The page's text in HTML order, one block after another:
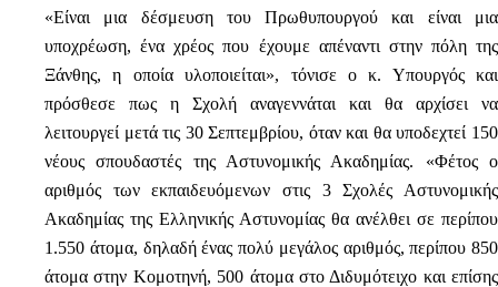
«Είναι μια δέσμευση του Πρωθυπουργού και είναι μια
υποχρέωση, ένα χρέος που έχουμε απέναντι στην πόλη της
Ξάνθης, η οποία υλοποιείται», τόνισε ο κ. Υπουργός και
πρόσθεσε πως η Σχολή αναγεννάται και θα αρχίσει να
λειτουργεί μετά τις 30 Σεπτεμβρίου, όταν και θα υποδεχτεί 150
νέους σπουδαστές της Αστυνομικής Ακαδημίας. «Φέτος ο
αριθμός των εκπαιδευόμενων στις 3 Σχολές Αστυνομικής
Ακαδημίας της Ελληνικής Αστυνομίας θα ανέλθει σε περίπου
1.550 άτομα, δηλαδή ένας πολύ μεγάλος αριθμός, περίπου 850
άτομα στην Κομοτηνή, 500 άτομα στο Διδυμότειχο και επίσης